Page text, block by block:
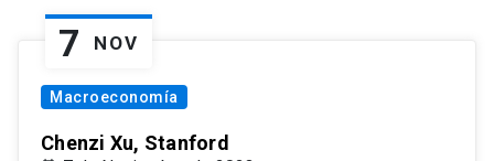
7 NOV
Macroeconomía
Chenzi Xu, Stanford